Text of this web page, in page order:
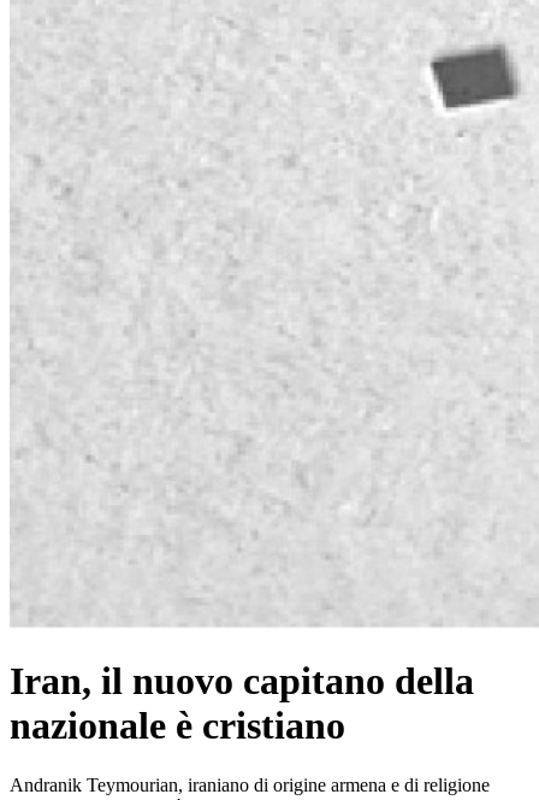
Iran, il nuovo capitano della
nazionale è cristiano
Andranik Teymourian, iraniano di origine armena e di religione